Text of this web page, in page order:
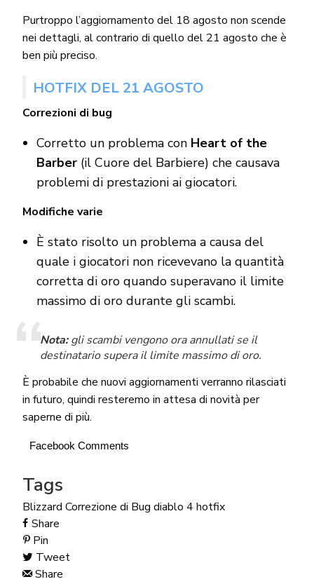
Purtroppo l’aggiornamento del 18 agosto non scende
nei dettagli, al contrario di quello del 21 agosto che è
ben più preciso.
HOTFIX DEL 21 AGOSTO
Correzioni di bug
Corretto un problema con Heart of the
Barber(il Cuore del Barbiere) che causava
problemi di prestazioni ai giocatori.
Modifiche varie
È stato risolto un problema a causa del
quale i giocatori non ricevevano la quantità
corretta di oro quando superavano il limite
massimo di oro durante gli scambi.
Nota:gli scambi vengono ora annullati se il
destinatario supera il limite massimo di oro.
È probabile che nuovi aggiornamenti verranno rilasciati
in futuro, quindi resteremo in attesa di novità per
saperne di più.
Facebook Comments
Tags
Blizzard Correzione di Bug diablo 4 hotfix
Share
Pin
Tweet
Share